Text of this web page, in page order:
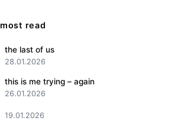
most read
the last of us
28.01.2026
this is me trying – again
26.01.2026
19.01.2026